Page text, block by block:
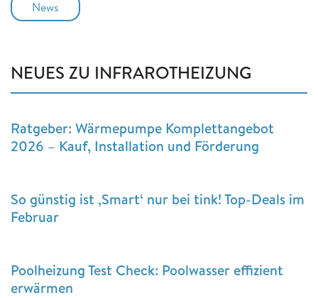
News
NEUES ZU INFRAROTHEIZUNG
Ratgeber: Wärmepumpe Komplettangebot
2026 – Kauf, Installation und Förderung
So günstig ist ‚Smart‘ nur bei tink! Top-Deals im
Februar
Poolheizung Test Check: Poolwasser effizient
erwärmen